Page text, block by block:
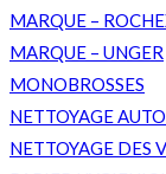
MARQUE –
MARQUE – UNGER
MONOBROSSES
NETTOYAGE
NETTOYAGE DES